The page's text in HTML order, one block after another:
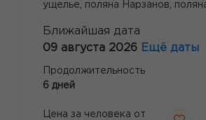
ущелье, поляна Нарзанов,
Ближайшая дата
09 августа 2026 Ещё даты
Продолжительность
6 дней
Цена за человека от